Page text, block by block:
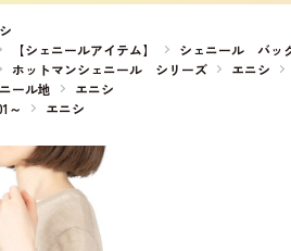
【シェニールアイテム】
シェニール バッ
ホットマンシェニール シリーズ
エニシ
ール地
エニシ
～ エニシ